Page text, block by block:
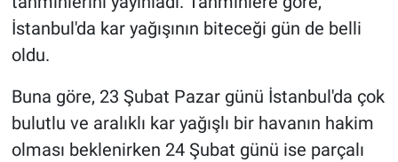
İstanbul'da kar yağışının biteceği gün de belli
oldu.
Buna göre, 23 Şubat Pazar günü İstanbul'da çok
bulutlu ve aralıklı kar yağışlı bir havanın hakim
olması beklenirken 24 Şubat günü ise parçalı
Gündem Özel
Günün görüntüsü
Haber